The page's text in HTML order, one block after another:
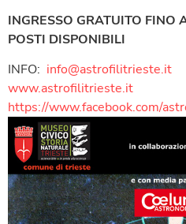
INGRESSO GRATUITO FINO
POSTI DISPONIBILI
INFO: info@astrofilitrieste.it
www.astrofilitrieste.it
https://www.facebook.com/